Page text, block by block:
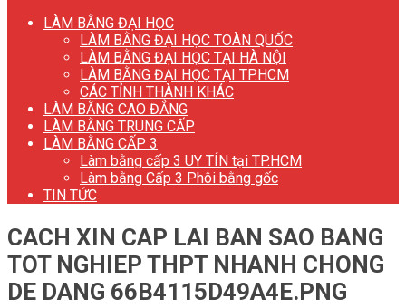
LÀM BẰNG ĐẠI HỌC
LÀM BẰNG ĐẠI HỌC TOÀN QUỐC
LÀM BẰNG ĐẠI HỌC TẠI HÀ NỘI
LÀM BẰNG ĐẠI HỌC TẠI TP.HCM
CÁC TỈNH THÀNH KHÁC
LÀM BẰNG CAO ĐẲNG
LÀM BẰNG TRUNG CẤP
LÀM BẰNG CẤP 3
Làm bằng cấp 3 UY TÍN tại TP.HCM
Làm bằng Cấp 3 Phôi bằng gốc
TIN TỨC
CACH XIN CAP LAI BAN SAO BANG
TOT NGHIEP THPT NHANH CHONG
DE DANG 66B4115D49A4E.PNG